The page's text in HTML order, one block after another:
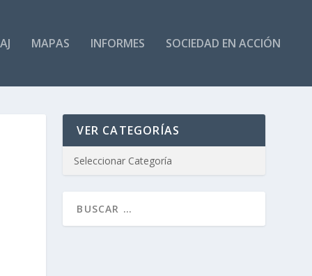
MAPAS INFORMES SOCIEDAD EN ACCIÓN
VER CATEGORÍAS